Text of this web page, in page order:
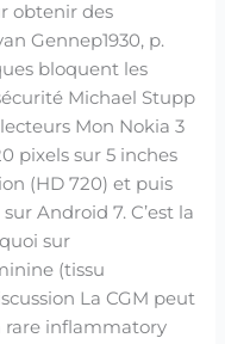
obtenir des
Gennep1930, p.
bloquent les
Michael Stupp
Mon Nokia 3
pixels sur 5 inches
(HD 720) et puis
Android 7. C’est la
sur
(tissu
La CGM peut
rare inflammatory